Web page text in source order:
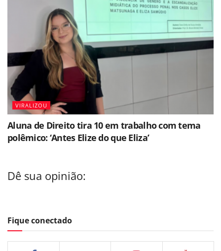
VIRALIZOU
Aluna de Direito tira 10 em trabalho com tema
polêmico: ‘Antes Elize do que Eliza’
Dê sua opinião:
Fique conectado